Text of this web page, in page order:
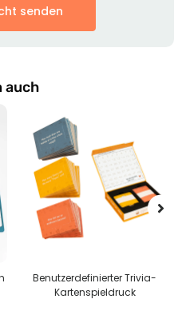
senden
auch
Benutzerdefinierter Trivia-
Kartenspieldruck